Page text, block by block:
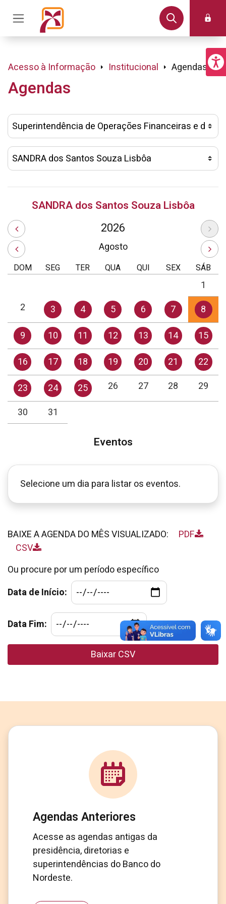
Acesso à Informação Institucional Agendas
Agendas
SANDRA dos Santos Souza Lisbôa
2026
Agosto
DOM SEG TER QUA QUI SEX SÁB
1
2
3 4 5 6 7
8
9
10 11 12 13 14
15
16
17 18 19 20 21
22
23
24 25 26 27 28
29
30
31
Eventos
Selecione um dia para listar os eventos.
BAIXE A AGENDA DO MÊS VISUALIZADO:
PDF
CSV
Ou procure por um período específico
Data de Início:
Data Fim:
Baixar CSV
Agendas Anteriores
Acesse as agendas antigas da
presidência, diretorias e
superintendências do Banco do
Nordeste.